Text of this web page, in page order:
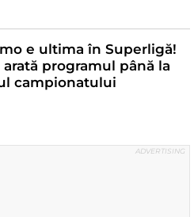
e ultima în Superligă!
arată programul până la
campionatului